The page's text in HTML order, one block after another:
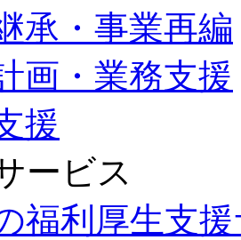
承・事業再編
画・業務支援
援
ービス
福利厚生支